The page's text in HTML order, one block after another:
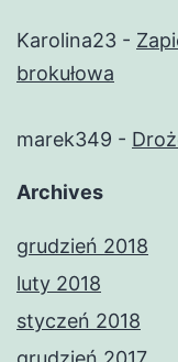
Karolina23 -
brokułowa
marek349 -
Archives
grudzień 2018
luty 2018
styczeń 2018